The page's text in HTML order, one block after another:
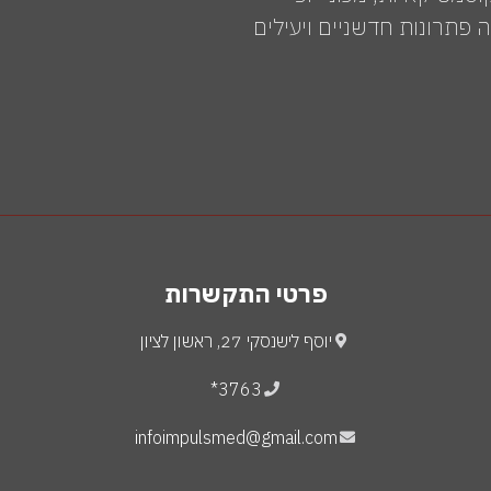
חדשניים ויעילים
פרטי התקשרות
יוסף לישנסקי 27, ראשון לציון
3763*
infoimpulsmed@gmail.com